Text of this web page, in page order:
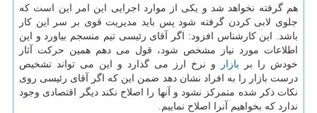
هم گرفته نخواهد شد و یکی از موارد اجرایی این امر این است که
جلوی لابی کردن گرفته شود پس باید مدیریت قوی بر سر این کار
باشد. این کارشناس افزود: اگر آقای رئیسی تیم منسجم بیاورد و این
اطلاعات مورد نیاز مشخص شود، قول می دهم همین حرکت آثار
خودش را بر بازار
و نرخ ارز می گذارد و این می تواند تشخیص
درست بازار را به افراد نشان دهد ضمن این که اگر آقای رئیسی روی
نکات ذکر شده متمرکز نشود و آنها را اصلاح نکند دیگر اقتصادی وجود
ندارد که بخواهیم آنرا اصلاح نماییم.